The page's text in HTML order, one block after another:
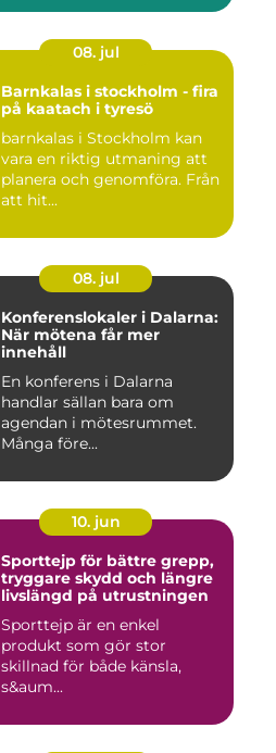
08. jul
Barnkalas i stockholm - fira
på kaatach i tyresö
barnkalas i Stockholm kan
vara en riktig utmaning att
planera och genomföra. Från
att hit...
08. jul
Konferenslokaler i Dalarna:
När mötena får mer
innehåll
En konferens i Dalarna
handlar sällan bara om
agendan i mötesrummet.
Många före...
10. jun
Sporttejp för bättre grepp,
tryggare skydd och längre
livslängd på utrustningen
Sporttejp är en enkel
produkt som gör stor
skillnad för både känsla,
s&aum...